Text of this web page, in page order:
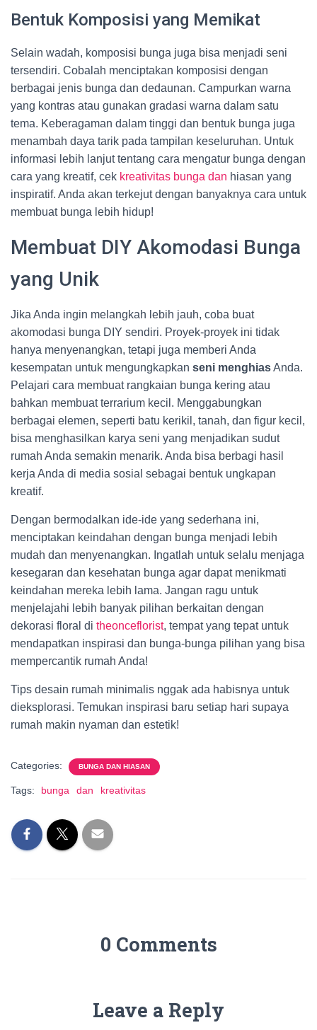
Bentuk Komposisi yang Memikat
Selain wadah, komposisi bunga juga bisa menjadi seni
tersendiri. Cobalah menciptakan komposisi dengan
berbagai jenis bunga dan dedaunan. Campurkan warna
yang kontras atau gunakan gradasi warna dalam satu
tema. Keberagaman dalam tinggi dan bentuk bunga juga
menambah daya tarik pada tampilan keseluruhan. Untuk
informasi lebih lanjut tentang cara mengatur bunga dengan
cara yang kreatif, cek kreativitas bunga dan hiasan yang
inspiratif. Anda akan terkejut dengan banyaknya cara untuk
membuat bunga lebih hidup!
Membuat DIY Akomodasi Bunga
yang Unik
Jika Anda ingin melangkah lebih jauh, coba buat
akomodasi bunga DIY sendiri. Proyek-proyek ini tidak
hanya menyenangkan, tetapi juga memberi Anda
kesempatan untuk mengungkapkan seni menghiasAnda.
Pelajari cara membuat rangkaian bunga kering atau
bahkan membuat terrarium kecil. Menggabungkan
berbagai elemen, seperti batu kerikil, tanah, dan figur kecil,
bisa menghasilkan karya seni yang menjadikan sudut
rumah Anda semakin menarik. Anda bisa berbagi hasil
kerja Anda di media sosial sebagai bentuk ungkapan
kreatif.
Dengan bermodalkan ide-ide yang sederhana ini,
menciptakan keindahan dengan bunga menjadi lebih
mudah dan menyenangkan. Ingatlah untuk selalu menjaga
kesegaran dan kesehatan bunga agar dapat menikmati
keindahan mereka lebih lama. Jangan ragu untuk
menjelajahi lebih banyak pilihan berkaitan dengan
dekorasi floral di theonceflorist, tempat yang tepat untuk
mendapatkan inspirasi dan bunga-bunga pilihan yang bisa
mempercantik rumah Anda!
Tips desain rumah minimalis nggak ada habisnya untuk
dieksplorasi. Temukan inspirasi baru setiap hari supaya
rumah makin nyaman dan estetik!
Categories: BUNGA DAN HIASAN
Tags: bunga dan kreativitas
0 Comments
Leave a Reply